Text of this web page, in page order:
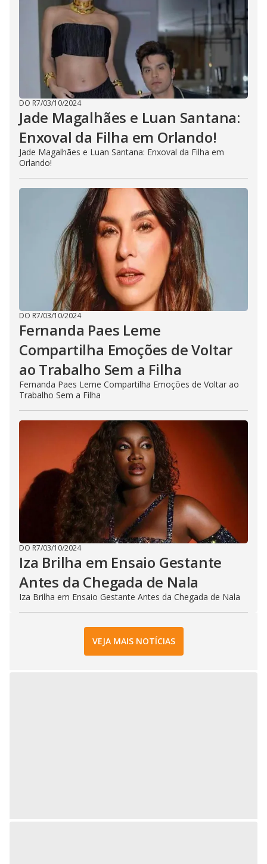
DO R7/03/10/2024
Jade Magalhães e Luan Santana:
Enxoval da Filha em Orlando!
Jade Magalhães e Luan Santana: Enxoval da Filha em
Orlando!
DO R7/03/10/2024
Fernanda Paes Leme
Compartilha Emoções de Voltar
ao Trabalho Sem a Filha
Fernanda Paes Leme Compartilha Emoções de Voltar ao
Trabalho Sem a Filha
DO R7/03/10/2024
Iza Brilha em Ensaio Gestante
Antes da Chegada de Nala
Iza Brilha em Ensaio Gestante Antes da Chegada de Nala
VEJA MAIS NOTÍCIAS